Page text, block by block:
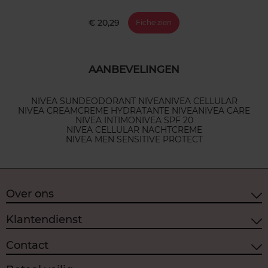
€ 20,29 Fiche zien
AANBEVELINGEN
NIVEA SUNDEODORANT NIVEANIVEA CELLULAR
NIVEA CREAMCREME HYDRATANTE NIVEANIVEA CARE
NIVEA INTIMONIVEA SPF 20
NIVEA CELLULAR NACHTCREME
NIVEA MEN SENSITIVE PROTECT
Over ons
Klantendienst
Contact